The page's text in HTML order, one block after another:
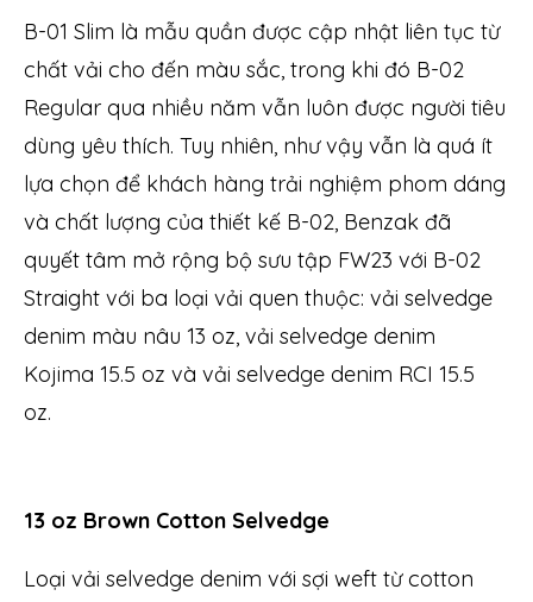
B-01 Slim là mẫu quần được cập nhật liên tục từ
chất vải cho đến màu sắc, trong khi đó B-02
Regular qua nhiều năm vẫn luôn được người tiêu
dùng yêu thích. Tuy nhiên, như vậy vẫn là quá ít
lựa chọn để khách hàng trải nghiệm phom dáng
và chất lượng của thiết kế B-02, Benzak đã
quyết tâm mở rộng bộ sưu tập FW23 với B-02
Straight với ba loại vải quen thuộc: vải selvedge
denim màu nâu 13 oz, vải selvedge denim
Kojima 15.5 oz và vải selvedge denim RCI 15.5
oz.
13 oz Brown Cotton Selvedge
Loại vải selvedge denim với sợi weft từ cotton